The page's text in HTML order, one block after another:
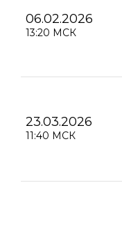
06.02.2026
13:20 МСК
23.03.2026
11:40 МСК